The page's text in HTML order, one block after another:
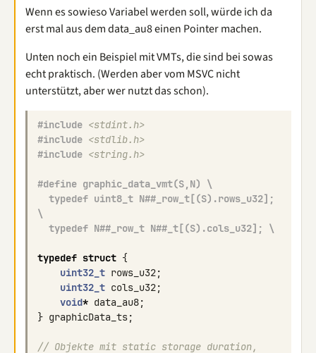
Wenn es sowieso Variabel werden soll, würde ich da
erst mal aus dem data_au8 einen Pointer machen.
Unten noch ein Beispiel mit VMTs, die sind bei sowas
echt praktisch. (Werden aber vom MSVC nicht
unterstützt, aber wer nutzt das schon).
#include <stdint.h>
#include <stdlib.h>
#include <string.h>
#define graphic_data_vmt(S,N) \
\
  typedef N##_row_t N##_t[(S).cols_u32]; \
typedef struct {
uint32_t rows_u32;
uint32_t cols_u32;
void* data_au8;
} graphicData_ts;
// Objekte mit static storage duration,